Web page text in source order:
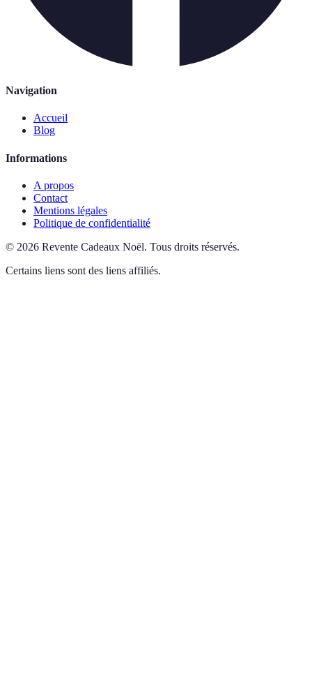
Navigation
Accueil
Blog
Informations
A propos
Contact
Mentions légales
Politique de confidentialité
© 2026 Revente Cadeaux Noël. Tous droits réservés.
Certains liens sont des liens affiliés.